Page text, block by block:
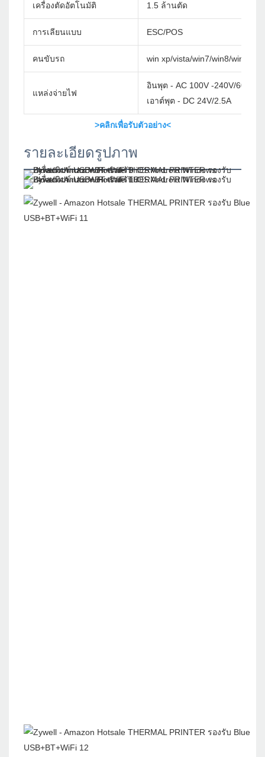
เครื่องตัดอัตโนมัติ 1.5 ล้านตัด
การเลียนแบบ ESC/POS
คนขับรถ win xp/vista/win7/win8/win10/
แหล่งจ่ายไฟ
อินพุต - AC 100V -240V/60Hz
เอาต์พุต - DC 24V/2.5A
>คลิกเพื่อรับตัวอย่าง<
รายละเอียดรูปภาพ